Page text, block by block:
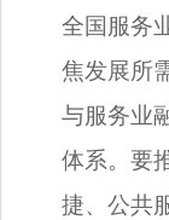
全国服务
焦发展所
与服务业
体系。要
捷、公共